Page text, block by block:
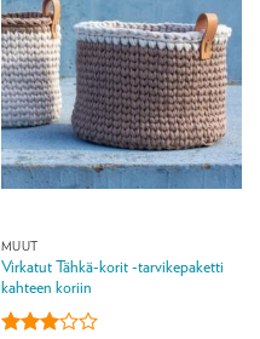
MUUT
Virkatut Tähkä-korit -tarvikepaketti
kahteen koriin